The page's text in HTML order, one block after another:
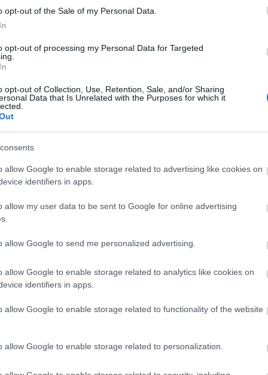
opt-out of the Sale of my Personal Data.
opt-out of processing my Personal Data for Targeted
opt-out of Collection, Use, Retention, Sale, and/or Sharing
Data that Is Unrelated with the Purposes for which it
allow Google to enable storage related to advertising like cookies on
identifiers in apps.
allow my user data to be sent to Google for online advertising
allow Google to send me personalized advertising.
allow Google to enable storage related to analytics like cookies on
identifiers in apps.
allow Google to enable storage related to functionality of the website
allow Google to enable storage related to personalization.
για τη φιλοξενία. Ενημέρωσε τους συμμετέχοντες πως με
ομάδες εργασίας ανά περιοχή και εν συνεχεία θα
σχεδίων. Διαβεβαίωσε δε πως το Επιμελητήριο
του είναι μέχρι τον Ιούλιο να έχουν ολοκληρωθεί οι
Νεκτάριος Φαρμάκης
του σχεδιασμού και της υλοποίησης έργων. Σημείωσε
τοπική ανάπτυξη και πως θα πρέπει να ενισχυθούν οι
και παρεμβάσεις.